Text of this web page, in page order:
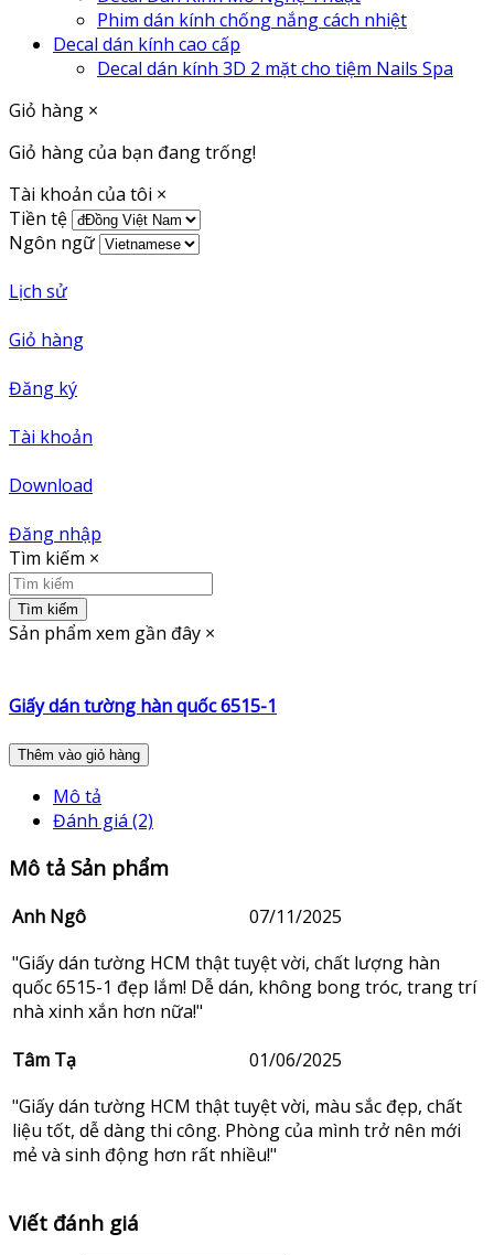
Phim dán kính chống nắng cách nhiệt
Decal dán kính cao cấp
Decal dán kính 3D 2 mặt cho tiệm Nails Spa
Giỏ hàng ×
Giỏ hàng của bạn đang trống!
Tài khoản của tôi ×
Tiền tệ
Ngôn ngữ
Lịch sử
Giỏ hàng
Đăng ký
Tài khoản
Download
Đăng nhập
Tìm kiếm ×
Tìm kiếm
Sản phẩm xem gần đây ×
Giấy dán tường hàn quốc 6515-1
Thêm vào giỏ hàng
Mô tả
Đánh giá (2)
Mô tả Sản phẩm
Anh Ngô
07/11/2025
"Giấy dán tường HCM thật tuyệt vời, chất lượng hàn
quốc 6515-1 đẹp lắm! Dễ dán, không bong tróc, trang trí
nhà xinh xắn hơn nữa!"
Tâm Tạ
01/06/2025
"Giấy dán tường HCM thật tuyệt vời, màu sắc đẹp, chất
liệu tốt, dễ dàng thi công. Phòng của mình trở nên mới
mẻ và sinh động hơn rất nhiều!"
Viết đánh giá